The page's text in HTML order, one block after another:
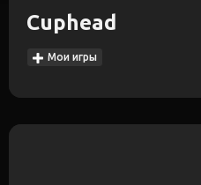
Cuphead
Мои игры